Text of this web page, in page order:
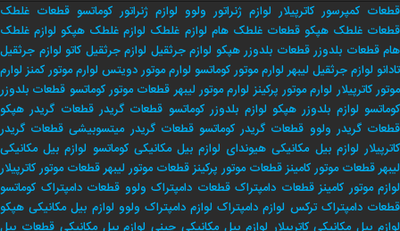
قطعات کمپرسور کاترپیلار لوازم ژنراتور ولوو لوازم ژنراتور کوماتسو قطعات غلطک
قطعات غلطک هپکو قطعات غلطک هام لوازم غلطک لوازم غلطک هپکو لوازم غلطک
هام قطعات بلدوزر قطعات بلدوزر هپکو لوازم جرثقیل لوازم جرثقیل کاتو لوازم جرثقیل
تادانو لوازم جرثقیل لیبهر لوارم موتور کوماتسو لوارم موتور دویتس لوارم موتور کمنز لوارم
موتور کاترپیلار لوارم موتور پرکینز لوارم موتور لیبهر قطعات موتور کوماتسو قطعات بلدوزر
کوماتسو لوازم بلدوزر هپکو لوازم بلدوزر کوماتسو قطعات گریدر قطعات گریدر هپکو
قطعات گریدر ولوو قطعات گریدر کوماتسو قطعات گریدر میتسوبیشی قطعات گریدر
کاترپیلار لوازم بیل مکانیکی هیوندای لوازم بیل مکانیکی کوماتسو لوازم بیل مکانیکی
لیبهرقطعات موتور کامینزقطعات موتور پرکینزقطعات موتور لیبهرقطعات موتور کاترپیلار
لوازم موتور کامینز قطعات دامپتراک قطعات دامپتراک ولوو قطعات دامپتراک کوماتسو
قطعات دامپتراک ترکس لوازم دامپتراک لوازم دامپتراک ولوو لوازم بیل مکانیکی هپکو